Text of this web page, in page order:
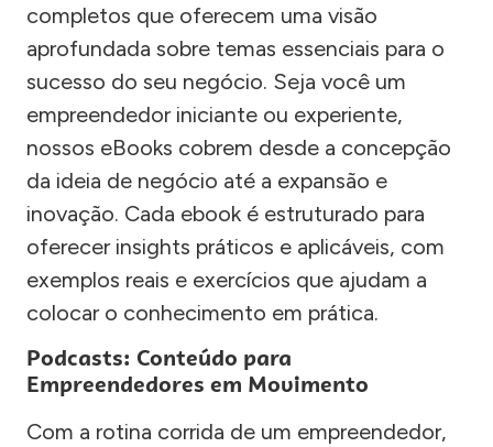
completos que oferecem uma visão
aprofundada sobre temas essenciais para o
sucesso do seu negócio. Seja você um
empreendedor iniciante ou experiente,
nossos eBooks cobrem desde a concepção
da ideia de negócio até a expansão e
inovação. Cada ebook é estruturado para
oferecer insights práticos e aplicáveis, com
exemplos reais e exercícios que ajudam a
colocar o conhecimento em prática.
Podcasts: Conteúdo para
Empreendedores em Movimento
Com a rotina corrida de um empreendedor,